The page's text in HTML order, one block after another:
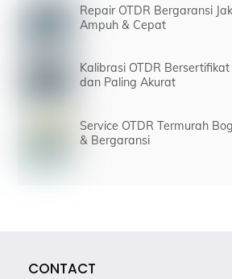
Repair OTDR Bergaransi
Ampuh & Cepat
Kalibrasi OTDR
dan Paling Akurat
Service OTDR Termurah
& Bergaransi
CONTACT